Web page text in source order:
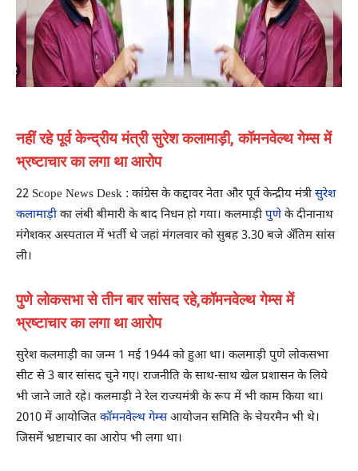
नहीं रहे पूर्व केन्द्रीय मंत्री सुरेश कलामाड़ी, कॉमनवेल्थ गेम्स में
भ्रष्टाचार का लगा था आरोप
22 Scope News Desk : कांग्रेस के कद्दावर नेता और पूर्व केन्द्रीय मंत्री सुरेश
कलामाड़ीका लंबी बीमारी के बाद निधन हो गया। कलमाड़ी पुणे के दीनानाथ
मंगेशकर अस्पताल में भर्ती थे जहां मंगलवार को सुबह 3.30 बजे अँतिम सांस
ली।
पुणे लोकसभा से तीन बार सांसद रहे,कॉमनवेल्थ गेम्स में
भ्रष्टाचार का लगा था आरोप
सुरेश कलमाड़ी का जन्म 1 मई 1944 को हुआ था। कलमाड़ी पुणे लोकसभा
सीट से 3 बार सांसद चुने गए। राजनीति के साथ-साथ खेल प्रशासन के लिये
भी जाने जाते रहे। कलमाड़ी ने रेल राज्यमंत्री के रूप में भी काम किया था।
2010 में आयोजित कॉमनवेल्थ गेम्सआयोजन समिति के चेयरमैन भी थे।
जिसमें भ्रष्टाचार का आरोप भी लगा था।